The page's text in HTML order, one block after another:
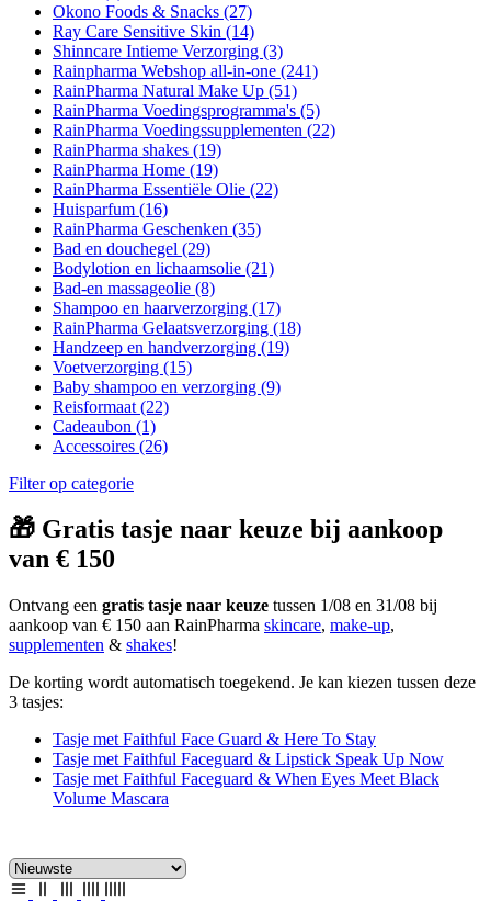
Okono Foods & Snacks (27)
Ray Care Sensitive Skin (14)
Shinncare Intieme Verzorging (3)
Rainpharma Webshop all-in-one (241)
RainPharma Natural Make Up (51)
RainPharma Voedingsprogramma's (5)
RainPharma Voedingssupplementen (22)
RainPharma shakes (19)
RainPharma Home (19)
RainPharma Essentiële Olie (22)
Huisparfum (16)
RainPharma Geschenken (35)
Bad en douchegel (29)
Bodylotion en lichaamsolie (21)
Bad-en massageolie (8)
Shampoo en haarverzorging (17)
RainPharma Gelaatsverzorging (18)
Handzeep en handverzorging (19)
Voetverzorging (15)
Baby shampoo en verzorging (9)
Reisformaat (22)
Cadeaubon (1)
Accessoires (26)
Filter op categorie
🎁 Gratis tasje naar keuze bij aankoop
van € 150
Ontvang een gratis tasje naar keuze tussen 1/08 en 31/08 bij
aankoop van € 150 aan RainPharma skincare, make-up,
supplementen & shakes!
De korting wordt automatisch toegekend. Je kan kiezen tussen deze
3 tasjes:
Tasje met Faithful Face Guard & Here To Stay
Tasje met Faithful Faceguard & Lipstick Speak Up Now
Tasje met Faithful Faceguard & When Eyes Meet Black
Volume Mascara